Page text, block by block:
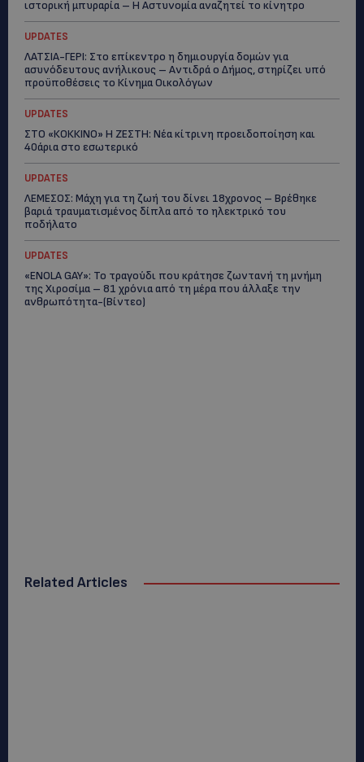
ιστορική μπυραρία – Η Αστυνομία αναζητεί το κίνητρο
UPDATES
ΛΑΤΣΙΑ-ΓΕΡΙ: Στο επίκεντρο η δημιουργία δομών για
ασυνόδευτους ανήλικους – Αντιδρά ο Δήμος, στηρίζει υπό
προϋποθέσεις το Κίνημα Οικολόγων
UPDATES
ΣΤΟ «ΚΟΚΚΙΝΟ» Η ΖΕΣΤΗ: Νέα κίτρινη προειδοποίηση και
40άρια στο εσωτερικό
UPDATES
ΛΕΜΕΣΟΣ: Μάχη για τη ζωή του δίνει 18χρονος – Βρέθηκε
βαριά τραυματισμένος δίπλα από το ηλεκτρικό του
ποδήλατο
UPDATES
«ENOLA GAY»: Το τραγούδι που κράτησε ζωντανή τη μνήμη
της Χιροσίμα – 81 χρόνια από τη μέρα που άλλαξε την
ανθρωπότητα-(Bίντεο)
Related Articles